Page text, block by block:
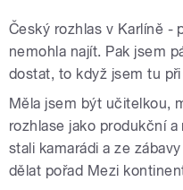
Český rozhlas v Karlíně -
nemohla najít. Pak jsem
dostat, to když jsem tu
Měla jsem být učitelkou,
rozhlase jako produkční
stali kamarádi a ze
dělat pořad Mezi